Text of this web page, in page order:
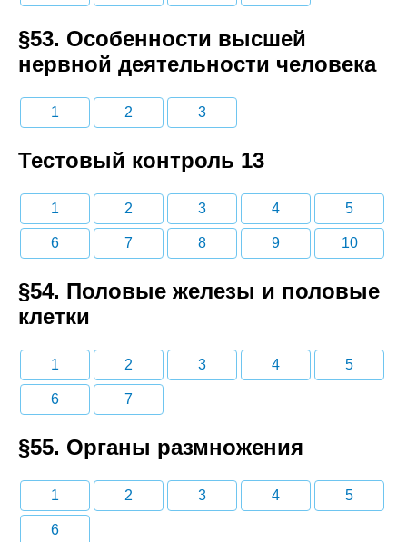
§53. Особенности высшей
нервной деятельности человека
1 2 3
Тестовый контроль 13
1 2 3 4 5
6 7 8 9 10
§54. Половые железы и половые
клетки
1 2 3 4 5
6 7
§55. Органы размножения
1 2 3 4 5
6